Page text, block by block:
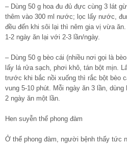
– Dùng 50 g hoa đu đủ đực cùng 3 lát
thêm vào 300 ml nước; lọc lấy nước,
đều đến khi sôi lại thì nêm gia vị vừa
1-2 ngày ăn lại với 2-3 lần/ngày.
– Dùng 50 g bèo cái (nhiều nơi gọi là
lấy lá rửa sạch, phơi khô, tán bột mịn.
trước khi bắc nồi xuống thì rắc bột bèo
vung 5-10 phút. Mỗi ngày ăn 3 lần,
2 ngày ăn một lần.
Hen suyễn thể phong đàm
Ở thể phong đàm, người bệnh thấy tức